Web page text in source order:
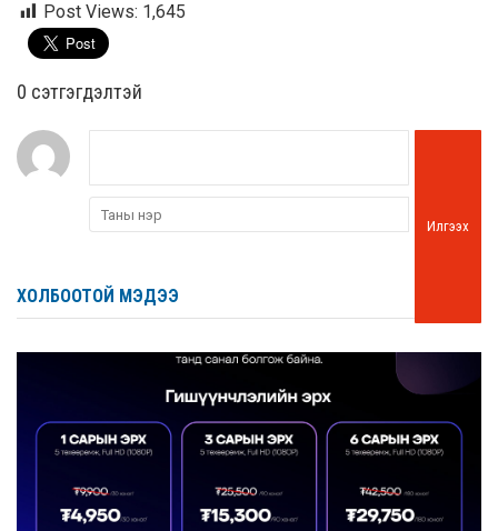
Post Views: 1,645
0 cэтгэгдэлтэй
Илгээх
ХОЛБООТОЙ МЭДЭЭ